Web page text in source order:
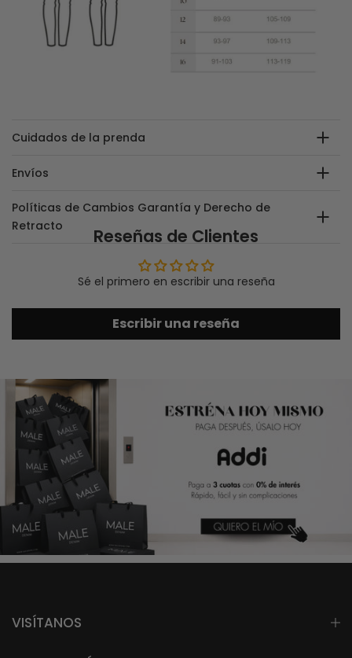
Cuidados de la prenda
Envíos
Políticas de Cambios Garantía y Derecho de
Retracto
Reseñas de Clientes
Sé el primero en escribir una reseña
Escribir una reseña
VISÍTANOS